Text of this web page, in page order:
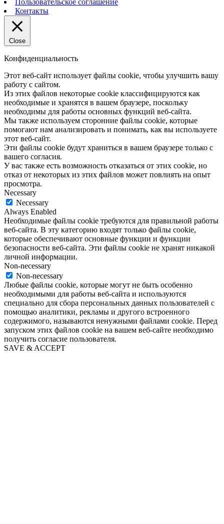
Пользовательское соглашение
Контакты
Close
Конфиденциальность
Этот веб-сайт использует файлы cookie, чтобы улучшить вашу
работу с сайтом.
Из этих файлов некоторые cookie классифицируются как
необходимые и хранятся в вашем браузере, поскольку
необходимы для работы основных функций веб-сайта.
Мы также используем сторонние файлы cookie, которые
помогают нам анализировать и понимать, как вы используете
этот веб-сайт.
Эти файлы cookie будут храниться в вашем браузере только с
вашего согласия.
У вас также есть возможность отказаться от этих cookie, но
отказ от некоторых из этих файлов может повлиять на опыт
просмотра.
Necessary
Necessary
Always Enabled
Необходимые файлы cookie требуются для правильной работы
веб-сайта. В эту категорию входят только файлы cookie,
которые обеспечивают основные функции и функции
безопасности веб-сайта. Эти файлы cookie не хранят никакой
личной информации.
Non-necessary
Non-necessary
Любые файлы cookie, которые могут не быть особенно
необходимыми для работы веб-сайта и используются
специально для сбора персональных данных пользователей с
помощью аналитики, рекламы и другого встроенного
содержимого, называются ненужными файлами cookie. Перед
запуском этих файлов cookie на вашем веб-сайте необходимо
получить согласие пользователя.
SAVE & ACCEPT